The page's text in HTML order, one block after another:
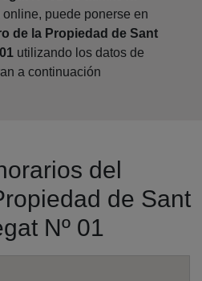
puede ponerse en
de la Propiedad de Sant
utilizando los datos de
a continuación
del
de Sant
Nº 01